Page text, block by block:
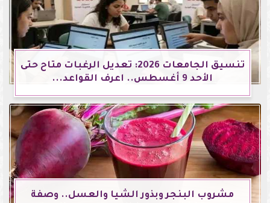
تنسيق الجامعات 2026: تعديل الرغبات متاح حتى
الأحد 9 أغسطس.. اعرف القواعد...
مشروب البنجر وبذور الشيا والعسل.. وصفة